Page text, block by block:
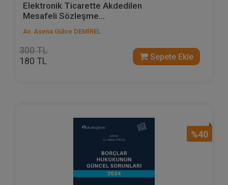
Elektronik Ticarette Akdedilen
Mesafeli Sözleşme...
Av. Asena Gülce DEMİREL
300 TL
180 TL Sepete Ekle
%40